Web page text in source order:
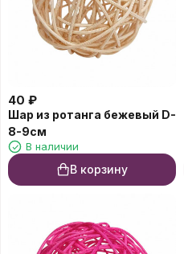
40 ₽
Шар из ротанга бежевый D-
8-9см
В наличии
В корзину